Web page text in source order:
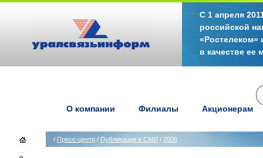
С 1 апреля
российской
«Ростелеком»
в качестве ее
О компании Филиалы Акционерам
/ Пресс-центр / Публикации в СМИ / 2008